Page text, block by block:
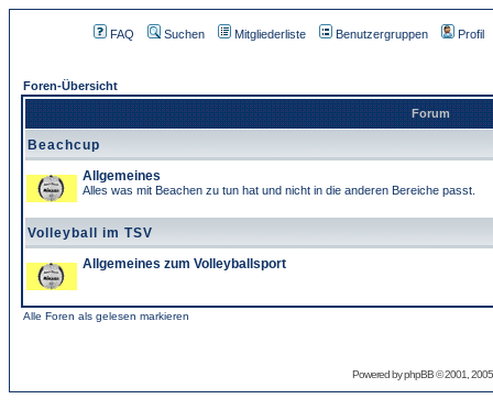
FAQ Suchen Mitgliederliste Benutzergruppen Profil
Foren-Übersicht
Forum
Beachcup
Allgemeines
Alles was mit Beachen zu tun hat und nicht in die anderen Bereiche passt.
Volleyball im TSV
Allgemeines zum Volleyballsport
Alle Foren als gelesen markieren
Powered byphpBB© 2001,